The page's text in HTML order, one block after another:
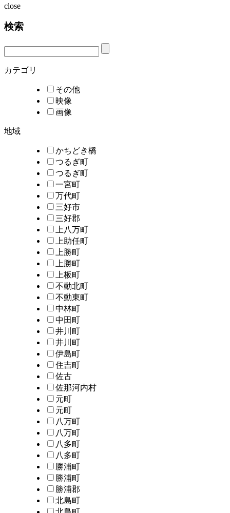
close
検索
カテゴリ
その他
映像
画像
地域
かちどき橋
つるぎ町
つるぎ町
一宮町
万代町
三好市
三好郡
上八万町
上助任町
上勝町
上勝町
上板町
不動北町
不動東町
中林町
中田町
井川町
井川町
伊島町
住吉町
佐古
佐那河内村
元町
元町
八万町
八万町
八多町
八多町
勝浦町
勝浦町
勝浦郡
北島町